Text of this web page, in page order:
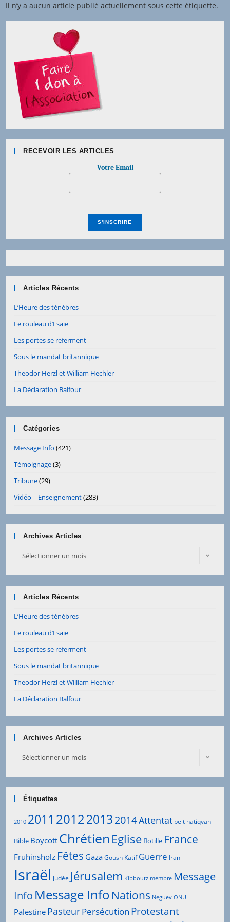
Il n’y a aucun article publié actuellement sous cette étiquette.
RECEVOIR LES ARTICLES
Votre Email
Articles Récents
L’Heure des ténèbres
Le rouleau d’Esaïe
Les portes se referment
Sous le mandat britannique
Theodor Herzl et William Hechler
La Déclaration Balfour
Catégories
Message Info (421)
Témoignage(3)
Tribune(29)
Vidéo – Enseignement(283)
Archives Articles
Archives
Sélectionner un mois
Articles Récents
L’Heure des ténèbres
Le rouleau d’Esaïe
Les portes se referment
Sous le mandat britannique
Theodor Herzl et William Hechler
La Déclaration Balfour
Archives Articles
Archives
Sélectionner un mois
Étiquettes
2010 2011 201220132014Attentat beit hatiqvah
Bible Boycott Chrétien Egliseflotille France
Fruhinsholz Fêtes GazaGoush Katif Guerre Iran
Israël Judée Jérusalem Kibboutz membre Message
Info Message Info Nations Neguev ONU
Palestine PasteurPersécution Protestant